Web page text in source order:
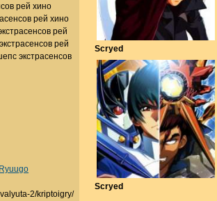
Scryed
Scryed
рей хино
рей хино
рей
рей
экстрасенсов
2/kriptoigry/